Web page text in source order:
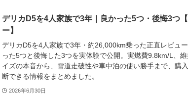
デリカD5を4人家族で3年｜良かった5つ・後悔3つ
ー】
デリカD5を4人家族で3年・約26,000km乗った正直レビュ
った5つと後悔した3つを実体験で公開。実燃費9.8km/L、
イズの本音から、雪道走破性や車中泊の使い勝手まで、購
断できる情報をまとめました。
2026年6月30日